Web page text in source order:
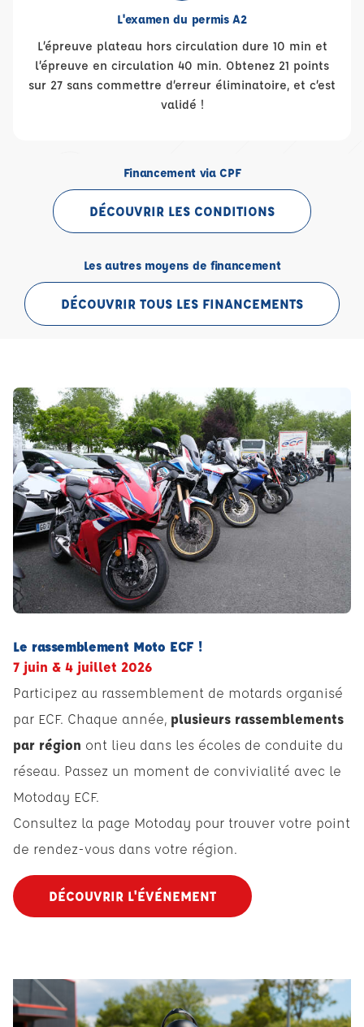
L'examen du permis A2
L’épreuve plateau hors circulation dure 10 min et
l’épreuve en circulation 40 min. Obtenez 21 points
sur 27 sans commettre d’erreur éliminatoire, et c’est
validé !
Financement via CPF
DÉCOUVRIR LES CONDITIONS
Les autres moyens de financement
DÉCOUVRIR TOUS LES FINANCEMENTS
Le rassemblement Moto ECF !
7 juin & 4 juillet 2026
Participez au rassemblement de motards organisé
par ECF. Chaque année, plusieurs rassemblements
par région ont lieu dans les écoles de conduite du
réseau. Passez un moment de convivialité avec le
Motoday ECF.
Consultez la page Motoday pour trouver votre point
de rendez-vous dans votre région.
DÉCOUVRIR L'ÉVÉNEMENT